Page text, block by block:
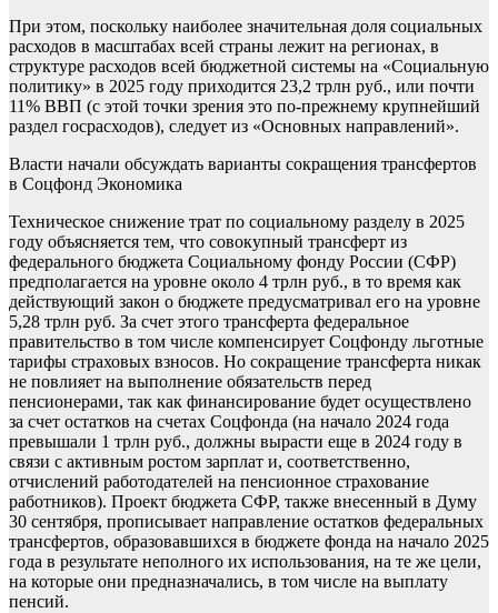
При этом, поскольку наиболее значительная доля социальных
расходов в масштабах всей страны лежит на регионах, в
структуре расходов всей бюджетной системы на «Социальную
политику» в 2025 году приходится 23,2 трлн руб., или почти
11% ВВП (с этой точки зрения это по-прежнему крупнейший
раздел госрасходов), следует из «Основных направлений».
Власти начали обсуждать варианты сокращения трансфертов
в Соцфонд Экономика
Техническое снижение трат по социальному разделу в 2025
году объясняется тем, что совокупный трансферт из
федерального бюджета Социальному фонду России (СФР)
предполагается на уровне около 4 трлн руб., в то время как
действующий закон о бюджете предусматривал его на уровне
5,28 трлн руб. За счет этого трансферта федеральное
правительство в том числе компенсирует Соцфонду льготные
тарифы страховых взносов. Но сокращение трансферта никак
не повлияет на выполнение обязательств перед
пенсионерами, так как финансирование будет осуществлено
за счет остатков на счетах Соцфонда (на начало 2024 года
превышали 1 трлн руб., должны вырасти еще в 2024 году в
связи с активным ростом зарплат и, соответственно,
отчислений работодателей на пенсионное страхование
работников). Проект бюджета СФР, также внесенный в Думу
30 сентября, прописывает направление остатков федеральных
трансфертов, образовавшихся в бюджете фонда на начало 2025
года в результате неполного их использования, на те же цели,
на которые они предназначались, в том числе на выплату
пенсий.